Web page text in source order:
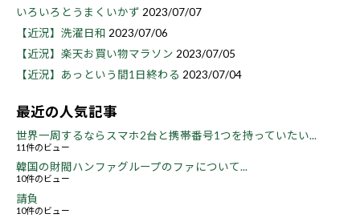
いろいろとうまくいかず 2023/07/07
【近況】洗濯日和 2023/07/06
【近況】楽天お買い物マラソン 2023/07/05
【近況】あっという間1日終わる 2023/07/04
最近の人気記事
世界一周するならスマホ2台と携帯番号1つを持っていたい...
11件のビュー
韓国の財閥ハンファグループのファについて...
10件のビュー
請負
10件のビュー